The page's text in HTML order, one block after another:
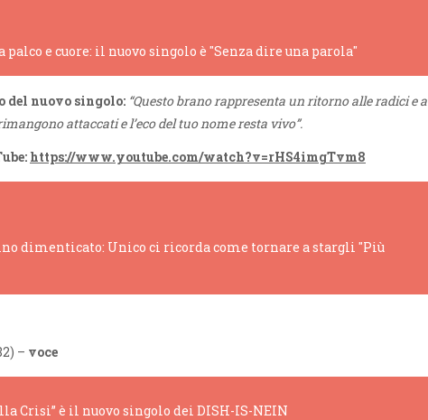
e cuore: il nuovo singolo è "Senza dire una parola"
del nuovo singolo: “Questo brano rappresenta un ritorno alle radici e a
attaccati e l’eco del tuo nome resta vivo”.
https://www.youtube.com/watch?v=rHS4imgTvm8
dimenticato: Unico ci ricorda come tornare a stargli "Più
– voce
Crisi” è il nuovo singolo dei DISH-IS-NEIN